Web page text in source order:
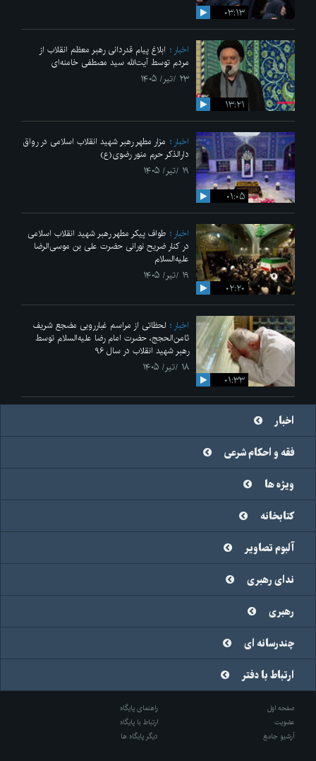
۰۳:۱۳
۱۳:۲۱
اخبار
ابلاغ پیام قدردانی رهبر معظم انقلاب از
مردم توسط آیت‌الله سید مصطفی خامنه‌ای
۲۳ /تیر/ ۱۴۰۵
۰۱:۰۵
اخبار
مزار مطهر رهبر شهید انقلاب اسلامی در رواق
دارالذکر حرم منور رضوی(ع)
۱۹ /تیر/ ۱۴۰۵
۰۲:۲۰
اخبار
طواف پیکر مطهر رهبر شهید انقلاب اسلامی
در کنار ضریح نورانی حضرت علی‌ بن موسی‌الرضا
علیه‌السلام
۱۹ /تیر/ ۱۴۰۵
۰۱:۳۳
اخبار
لحظاتی از مراسم غبارروبی مضجع شریف
ثامن‌الحجج، حضرت امام رضا علیه‌السلام توسط
رهبر شهید انقلاب در سال ۹۶
۱۸ /تیر/ ۱۴۰۵
اخبار
فقه و احکام شرعی
ویژه ها
کتابخانه
آلبوم تصاویر
ندای رهبری
رهبری
چندرسانه ای
ارتباط با دفتر
صفحه اول
راهنمای پایگاه
عضویت
ارتباط با پایگاه
آرشیو جامع
دیگر پایگاه ها